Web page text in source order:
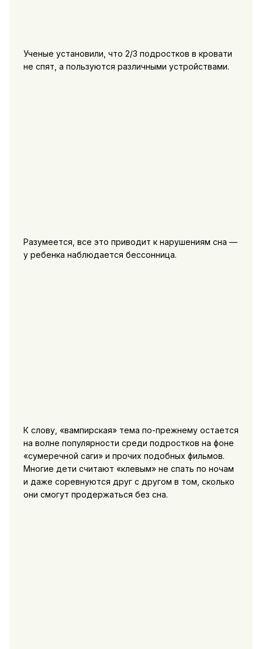
Ученые установили, что 2/3 подростков в кровати
не спят, а пользуются различными устройствами.
Разумеется, все это приводит к нарушениям сна —
у ребенка наблюдается бессонница.
К слову, «вампирская» тема по-прежнему остается
на волне популярности среди подростков на фоне
«сумеречной саги» и прочих подобных фильмов.
Многие дети считают «клевым» не спать по ночам
и даже соревнуются друг с другом в том, сколько
они смогут продержаться без сна.